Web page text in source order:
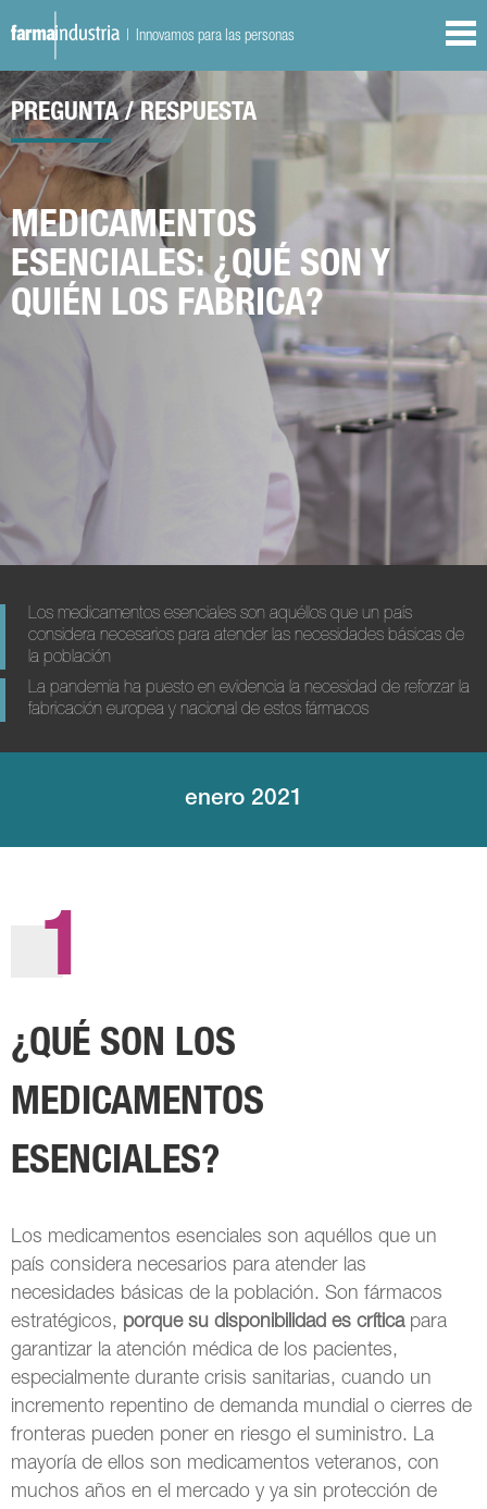
| Innovamos para las personas
PREGUNTA / RESPUESTA
MEDICAMENTOS
ESENCIALES: ¿QUÉ SON Y
QUIÉN LOS FABRICA?
Los medicamentos esenciales son aquéllos que un país
considera necesarios para atender las necesidades básicas de
la población
La pandemia ha puesto en evidencia la necesidad de reforzar la
fabricación europea y nacional de estos fármacos
enero 2021
1
¿QUÉ SON LOS
MEDICAMENTOS
ESENCIALES?
Los medicamentos esenciales son aquéllos que un
país considera necesarios para atender las
necesidades básicas de la población. Son fármacos
estratégicos, porque su disponibilidad es crítica para
garantizar la atención médica de los pacientes,
especialmente durante crisis sanitarias, cuando un
incremento repentino de demanda mundial o cierres de
fronteras pueden poner en riesgo el suministro. La
mayoría de ellos son medicamentos veteranos, con
muchos años en el mercado y ya sin protección de